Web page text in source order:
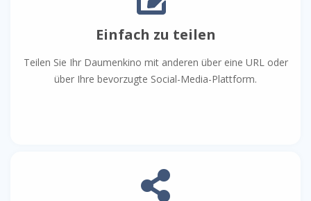
Einfach zu teilen
Teilen Sie Ihr Daumenkino mit anderen über eine URL oder
über Ihre bevorzugte Social-Media-Plattform.